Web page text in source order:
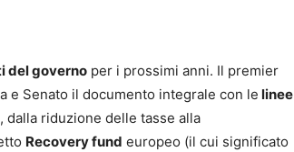
del governo per i prossimi anni. Il premier
e Senato il documento integrale con le linee
dalla riduzione delle tasse alla
Recovery fund europeo (il cui significato